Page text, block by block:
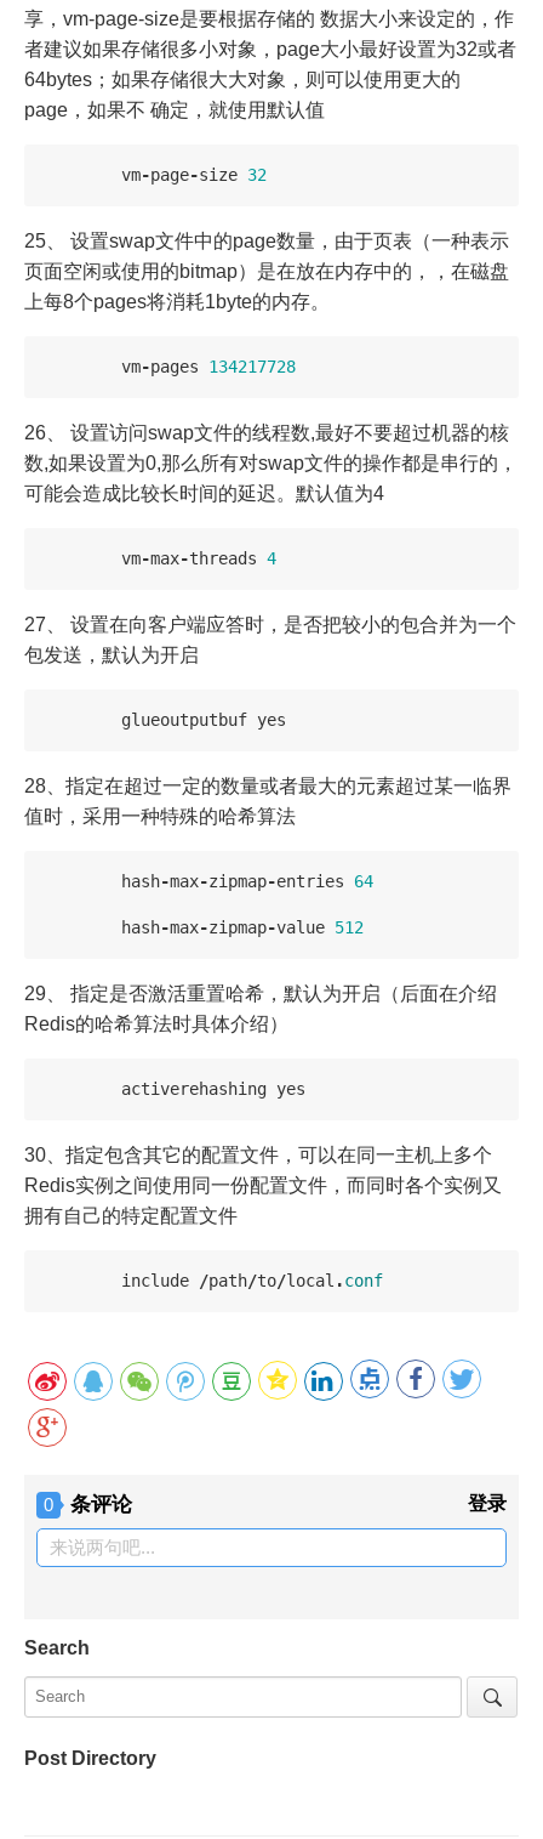
享，vm-page-size是要根据存储的 数据大小来设定的，作
者建议如果存储很多小对象，page大小最好设置为32或者
64bytes；如果存储很大大对象，则可以使用更大的
page，如果不 确定，就使用默认值
vm-page-size 32
25、 设置swap文件中的page数量，由于页表（一种表示
页面空闲或使用的bitmap）是在放在内存中的，，在磁盘
上每8个pages将消耗1byte的内存。
vm-pages 134217728
26、 设置访问swap文件的线程数,最好不要超过机器的核
数,如果设置为0,那么所有对swap文件的操作都是串行的，
可能会造成比较长时间的延迟。默认值为4
vm-max-threads 4
27、 设置在向客户端应答时，是否把较小的包合并为一个
包发送，默认为开启
glueoutputbuf yes
28、指定在超过一定的数量或者最大的元素超过某一临界
值时，采用一种特殊的哈希算法
hash-max-zipmap-entries 64
hash-max-zipmap-value 512
29、 指定是否激活重置哈希，默认为开启（后面在介绍
Redis的哈希算法时具体介绍）
activerehashing yes
30、指定包含其它的配置文件，可以在同一主机上多个
Redis实例之间使用同一份配置文件，而同时各个实例又
拥有自己的特定配置文件
include /path/to/local .conf
0 条评论 登录
来说两句吧...
Search
Post Directory